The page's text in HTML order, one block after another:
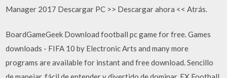
Manager 2017 Descargar PC >> Descargar ahora << Atrás.
BoardGameGeek Download football pc game for free. Games
downloads - FIFA 10 by Electronic Arts and many more
programs are available for instant and free download. Sencillo